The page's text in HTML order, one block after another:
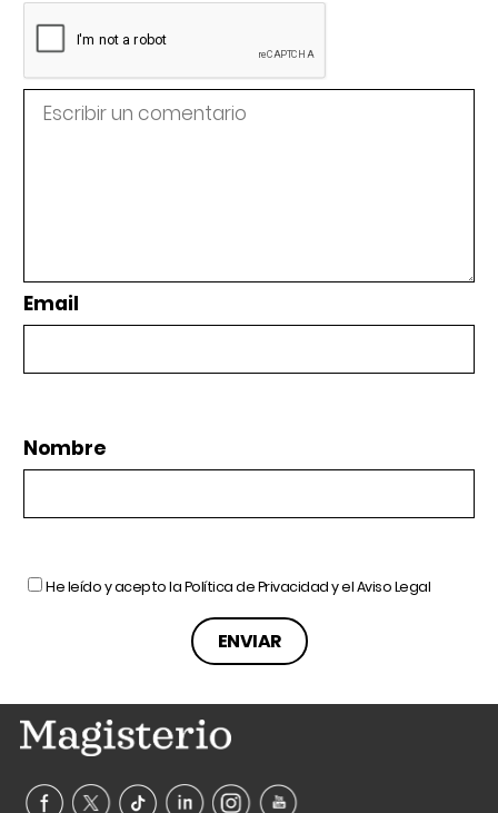
Email
Nombre
He leído y acepto laPolítica de Privacidady elAviso Legal